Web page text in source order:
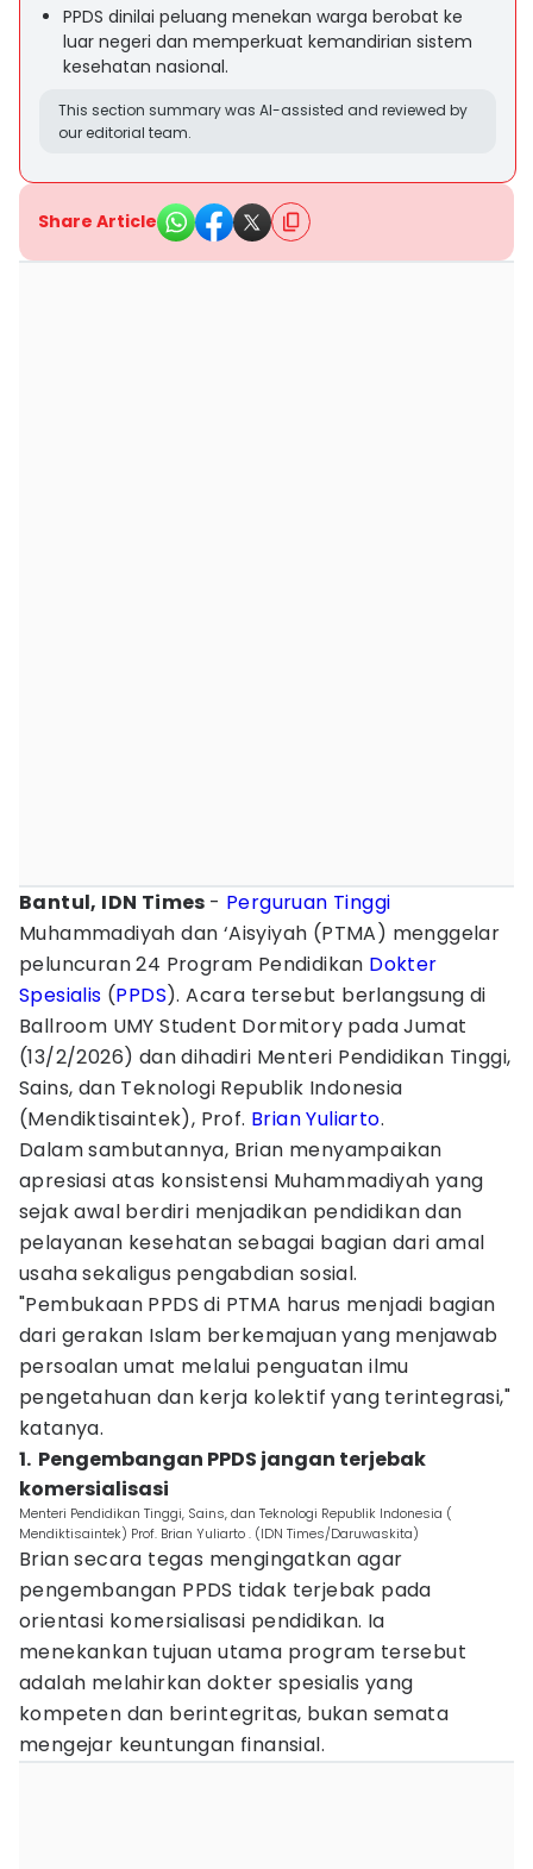
PPDS dinilai peluang menekan warga berobat ke
luar negeri dan memperkuat kemandirian sistem
kesehatan nasional.
This section summary was AI-assisted and reviewed by
our editorial team.
Share Article
‎Bantul, IDN Times - Perguruan Tinggi
Muhammadiyah dan ‘Aisyiyah (PTMA) menggelar
peluncuran 24 Program Pendidikan Dokter
Spesialis (PPDS). Acara tersebut berlangsung di
Ballroom UMY Student Dormitory pada Jumat
(13/2/2026) dan dihadiri Menteri Pendidikan Tinggi,
Sains, dan Teknologi Republik Indonesia
(Mendiktisaintek), Prof. Brian Yuliarto.
Dalam sambutannya, Brian menyampaikan
apresiasi atas konsistensi Muhammadiyah yang
sejak awal berdiri menjadikan pendidikan dan
pelayanan kesehatan sebagai bagian dari amal
usaha sekaligus pengabdian sosial.
‎‎"Pembukaan PPDS di PTMA harus menjadi bagian
dari gerakan Islam berkemajuan yang menjawab
persoalan umat melalui penguatan ilmu
pengetahuan dan kerja kolektif yang terintegrasi,"
katanya.
1. ‎ Pengembangan PPDS jangan terjebak
komersialisasi
Menteri Pendidikan Tinggi, Sains, dan Teknologi Republik Indonesia (
Mendiktisaintek) Prof. Brian Yuliarto . (IDN Times/Daruwaskita)
‎Brian secara tegas mengingatkan agar
pengembangan PPDS tidak terjebak pada
orientasi komersialisasi pendidikan. Ia
menekankan tujuan utama program tersebut
adalah melahirkan dokter spesialis yang
kompeten dan berintegritas, bukan semata
mengejar keuntungan finansial.